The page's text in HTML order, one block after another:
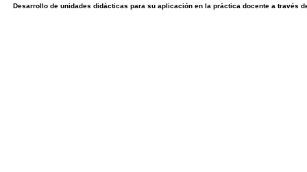
Desarrollo de unidades didácticas para su aplicación en la práctica docente a través